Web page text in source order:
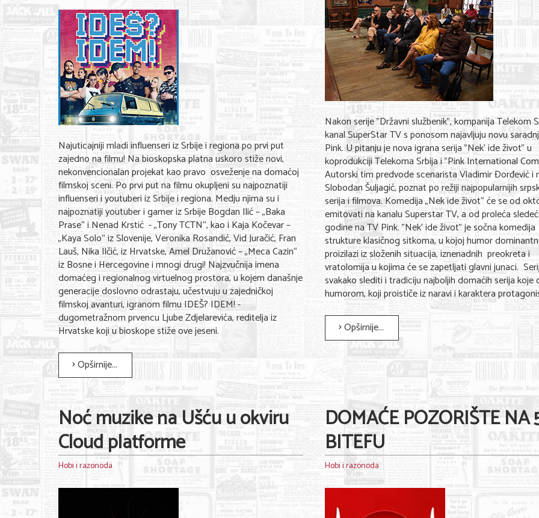
Najuticajniji mladi influenseri iz Srbije i regiona po prvi put
zajedno na filmu! Na bioskopska platna uskoro stiže novi,
nekonvencionalan projekat kao pravo osveženje na domaćoj
filmskoj sceni. Po prvi put na filmu okupljeni su najpoznatiji
influenseri i youtuberi iz Srbije i regiona. Medju njima su i
najpoznatiji youtuber i gamer iz Srbije Bogdan Ilić – „Baka
Prase“ i Nenad Krstić - „Tony TCTN“, kao i Kaja Kočevar –
„Kaya Solo“ iz Slovenije, Veronika Rosandić, Vid Juračić, Fran
Lauš, Nika Ilčić, iz Hrvatske, Amel Družanović – „Meca Cazin“
iz Bosne i Hercegovine i mnogi drugi! Najzvučnija imena
domaćeg i regionalnog virtuelnog prostora, u kojem današnje
generacije doslovno odrastaju, učestvuju u zajedničkoj
filmskoj avanturi, igranom filmu IDEŠ? IDEM! -
dugometražnom prvencu Ljube Zdjelarevića, reditelja iz
Hrvatske koji u bioskope stiže ove jeseni.
Opširnije...
Nakon serije "Državni službenik", kompanija Telekom
kanal SuperStar TV s ponosom najavljuju novu
Pink. U pitanju je nova igrana serija "Nek' ide život" u
koprodukciji Telekoma Srbija i "Pink International
Autorski tim predvode scenarista Vladimir Đorđević i
Slobodan Šuljagić, poznat po režiji najpopularnijih
serija i filmova. Komedija „Nek ide život“ će se od
emitovati na kanalu Superstar TV, a od proleća
godine na TV Pink. "Nek' ide život" je sočna komedija
strukture klasičnog sitkoma, u kojoj humor
proizilazi iz složenih situacija, iznenadnih preokreta i
vratolomija u kojima će se zapetljati glavni junaci.
svakako slediti i tradiciju najboljih domaćih serija koje
humorom, koji proističe iz naravi i karaktera
Opširnije...
Noć muzike na Ušću u okviru
Cloud platforme
Hobi i razonoda
DOMAĆE POZORIŠTE NA
BITEFU
Hobi i razonoda